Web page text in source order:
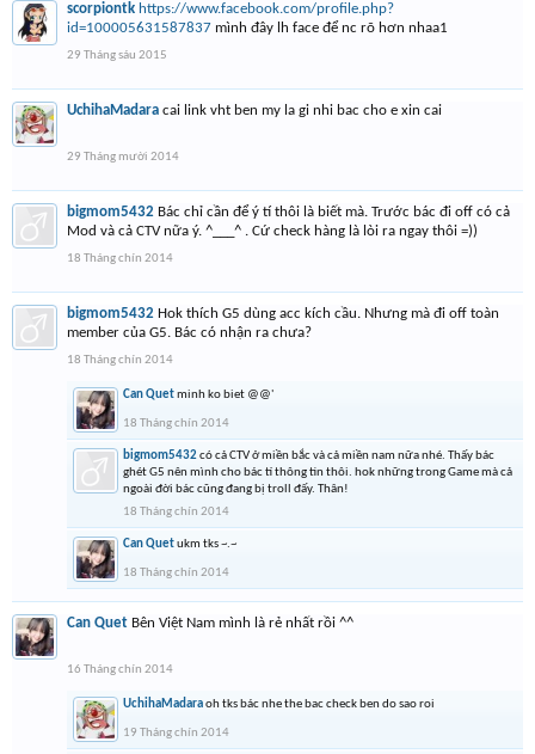
scorpiontk https://www.facebook.com/profile.php?
id=100005631587837 mình đây lh face để nc rõ hơn nhaa1
29 Tháng sáu 2015
UchihaMadara cai link vht ben my la gi nhi bac cho e xin cai
29 Tháng mười 2014
bigmom5432 Bác chỉ cần để ý tí thôi là biết mà. Trước bác đi off có cả
Mod và cả CTV nữa ý. ^___^ . Cứ check hàng là lòi ra ngay thôi =))
18 Tháng chín 2014
bigmom5432 Hok thích G5 dùng acc kích cầu. Nhưng mà đi off toàn
member của G5. Bác có nhận ra chưa?
18 Tháng chín 2014
Can Quetminh ko biet @@'
18 Tháng chín 2014
bigmom5432có cả CTV ở miền bắc và cả miền nam nữa nhé. Thấy bác
ghét G5 nên mình cho bác tí thông tin thôi. hok những trong Game mà cả
ngoài đời bác cũng đang bị troll đấy. Thân!
18 Tháng chín 2014
Can Quetukm tks ~.~
18 Tháng chín 2014
Can Quet Bên Việt Nam mình là rẻ nhất rồi ^^
16 Tháng chín 2014
UchihaMadaraoh tks bác nhe the bac check ben do sao roi
19 Tháng chín 2014